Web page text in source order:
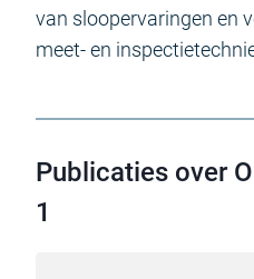
van sloopervaringen en
meet- en
Publicaties over
1